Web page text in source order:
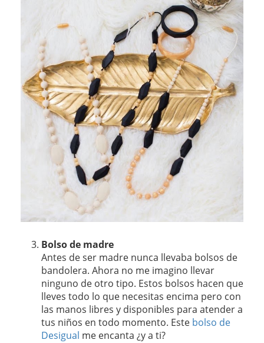
Bolso de madre
Antes de ser madre nunca llevaba bolsos de
bandolera. Ahora no me imagino llevar
ninguno de otro tipo. Estos bolsos hacen que
lleves todo lo que necesitas encima pero con
las manos libres y disponibles para atender a
tus niños en todo momento. Este bolso de
Desigual me encanta ¿y a ti?